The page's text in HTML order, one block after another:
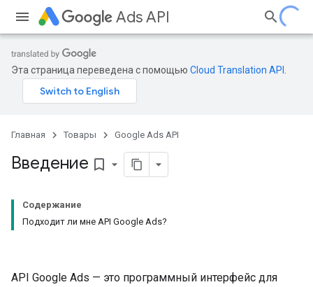
Ads API
Эта страница переведена с помощью Cloud Translation API
Главная Товары Google Ads API
Введение bookmark_border
Содержание
Подходит ли мне API Google Ads?
API Google Ads — это программный интерфейс для